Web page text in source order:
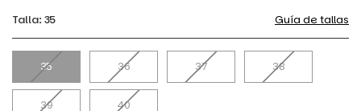
Talla: 35 Guía de tallas
35 36 37 38
39 40